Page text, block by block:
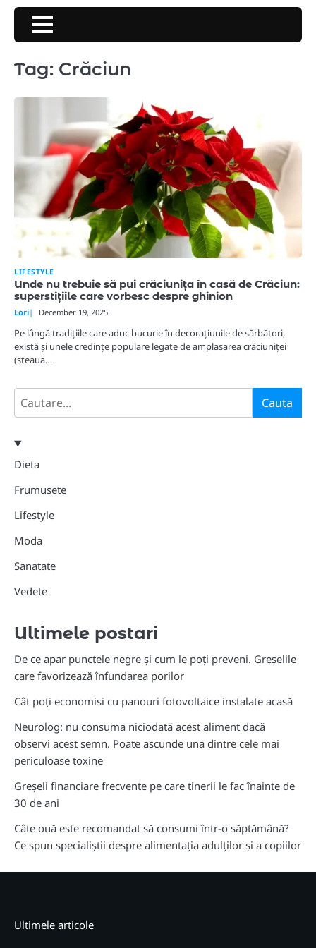
Skip
content
Tag: Crăciun
LIFESTYLE
Unde nu trebuie să pui crăciunița în casă de Crăciun:
superstițiile care vorbesc despre ghinion
Lori December 19, 2025
Pe lângă tradițiile care aduc bucurie în decorațiunile de sărbători,
există și unele credințe populare legate de amplasarea crăciuniței
(steaua…
Search Cauta
Dieta
Frumusete
Lifestyle
Moda
Sanatate
Vedete
Ultimele postari
De ce apar punctele negre și cum le poți preveni. Greșelile
care favorizează înfundarea porilor
Cât poți economisi cu panouri fotovoltaice instalate acasă
Neurolog: nu consuma niciodată acest aliment dacă
observi acest semn. Poate ascunde una dintre cele mai
periculoase toxine
Greșeli financiare frecvente pe care tinerii le fac înainte de
30 de ani
Câte ouă este recomandat să consumi într-o săptămână?
Ce spun specialiștii despre alimentația adulților și a copiilor
Ultimele articole